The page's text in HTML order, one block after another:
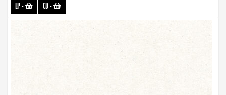
LP- CD-